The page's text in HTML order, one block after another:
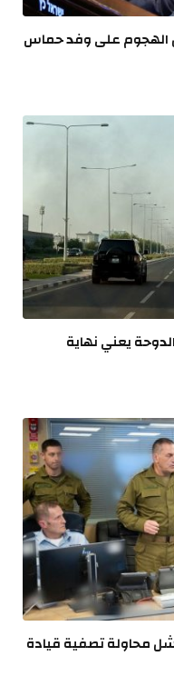
الهجوم على وفد حماس
يعني نهاية
محاولة تصفية قيادة